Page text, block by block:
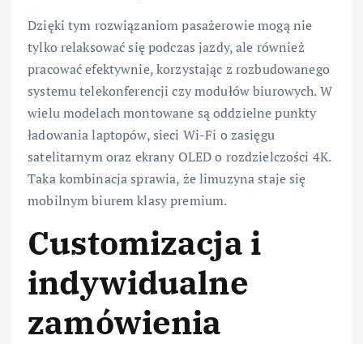
Dzięki tym rozwiązaniom pasażerowie mogą nie
tylko relaksować się podczas jazdy, ale również
pracować efektywnie, korzystając z rozbudowanego
systemu telekonferencji czy modułów biurowych. W
wielu modelach montowane są oddzielne punkty
ładowania laptopów, sieci Wi-Fi o zasięgu
satelitarnym oraz ekrany OLED o rozdzielczości 4K.
Taka kombinacja sprawia, że limuzyna staje się
mobilnym biurem klasy premium.
Customizacja i
indywidualne
zamówienia